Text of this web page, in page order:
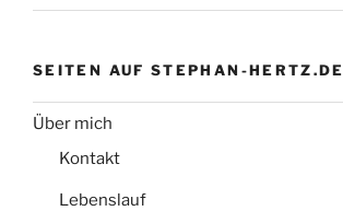
SEITEN AUF STEPHAN-HERTZ.DE
Über mich
Kontakt
Lebenslauf